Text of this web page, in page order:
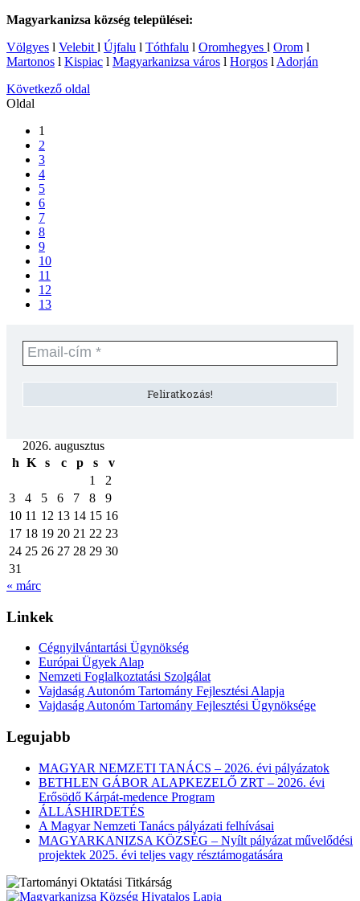
Magyarkanizsa község települései:
Völgyes l Velebit l Újfalu l Tóthfalu l Oromhegyes l Orom l
Martonos l Kispiac l Magyarkanizsa város l Horgos l Adorján
Következő oldal
Oldal
1
2
3
4
5
6
7
8
9
10
11
12
13
2026. augusztus
h K s c p s
v
1
2
3
4 5 6 7 8
9
10 11 12 13 14 15 16
17 18 19 20 21 22 23
24 25 26 27 28 29 30
31
« márc
Linkek
Cégnyilvántartási Ügynökség
Európai Ügyek Alap
Nemzeti Foglalkoztatási Szolgálat
Vajdaság Autonóm Tartomány Fejlesztési Alapja
Vajdaság Autonóm Tartomány Fejlesztési Ügynöksége
Legujabb
MAGYAR NEMZETI TANÁCS – 2026. évi pályázatok
BETHLEN GÁBOR ALAPKEZELŐ ZRT – 2026. évi
Erősödő Kárpát-medence Program
ÁLLÁSHIRDETÉS
A Magyar Nemzeti Tanács pályázati felhívásai
MAGYARKANIZSA KÖZSÉG – Nyílt pályázat művelődési
projektek 2025. évi teljes vagy résztámogatására